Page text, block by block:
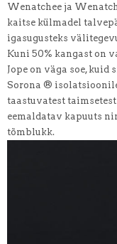
Wenatchee ja
kaitse külmadel
igasugusteks
Kuni 50% kangast on
Jope on väga soe,
Sorona ®
taastuvatest
eemaldatav kapuuts
tõmblukk.